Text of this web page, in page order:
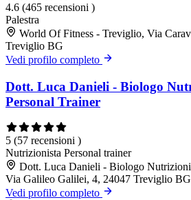
4.6 (465 recensioni )
Palestra
World Of Fitness - Treviglio, Via
Treviglio BG
Vedi profilo completo
Dott. Luca Danieli - Biologo
Personal Trainer
5 (57 recensioni )
Nutrizionista Personal trainer
Dott. Luca Danieli - Biologo
Via Galileo Galilei, 4, 24047 Treviglio BG
Vedi profilo completo